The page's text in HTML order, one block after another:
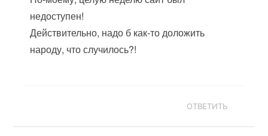
недоступен!
Действительно, надо б как-то доложить
народу, что случилось?!
ОТВЕТИТЬ